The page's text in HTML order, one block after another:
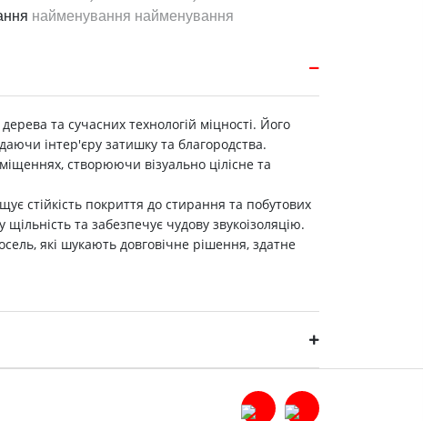
та сучасних технологій міцності. Його
інтер'єру затишку та благородства.
створюючи візуально цілісне та
стійкість покриття до стирання та побутових
та забезпечує чудову звукоізоляцію.
які шукають довговічне рішення, здатне